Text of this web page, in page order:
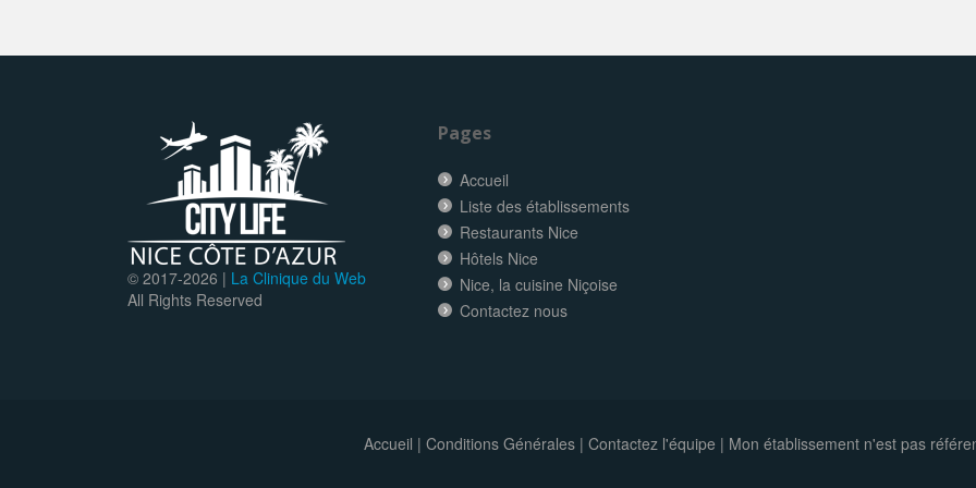
© 2017-2026 | La Clinique du Web
All Rights Reserved
Pages
Accueil
Liste des établissements
Restaurants Nice
Hôtels Nice
Nice, la cuisine Niçoise
Contactez nous
Accueil | Conditions Générales| Contactez l'équipe | Mon établissement n'est pas